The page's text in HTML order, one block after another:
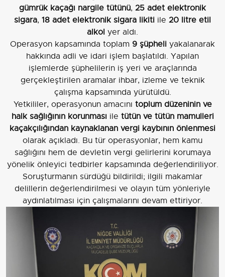
gümrük kaçağı nargile tütünü, 25 adet elektronik
sigara, 18 adet elektronik sigara likiti ile 20 litre etil
alkol yer aldı.
Operasyon kapsamında toplam 9 şüpheli yakalanarak
hakkında adli ve idari işlem başlatıldı. Yapılan
işlemlerde şüphelilerin iş yeri ve araçlarında
gerçekleştirilen aramalar ihbar, izleme ve teknik
çalışma kapsamında yürütüldü.
Yetkililer, operasyonun amacını toplum düzeninin ve
halk sağlığının korunması ile tütün ve tütün mamulleri
kaçakçılığından kaynaklanan vergi kaybının önlenmesi
olarak açıkladı. Bu tür operasyonlar, hem kamu
sağlığını hem de devletin vergi gelirlerini korumaya
yönelik önleyici tedbirler kapsamında değerlendiriliyor.
Soruşturmanın sürdüğü bildirildi; ilgili makamlar
delillerin değerlendirilmesi ve olayın tüm yönleriyle
aydınlatılması için çalışmalarını devam ettiriyor.